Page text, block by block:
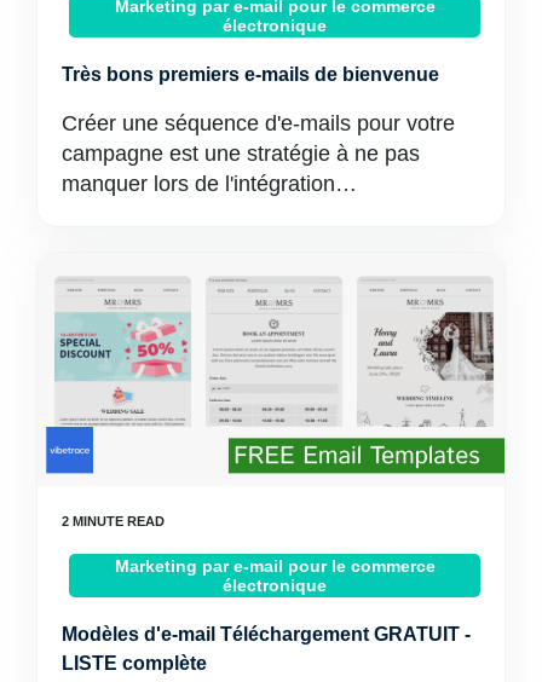
Marketing par e-mail pour le commerce
électronique
Très bons premiers e-mails de bienvenue
Créer une séquence d'e-mails pour votre
campagne est une stratégie à ne pas
manquer lors de l'intégration…
Marketing par e-mail pour le commerce
électronique
Modèles d'e-mail Téléchargement GRATUIT -
LISTE complète